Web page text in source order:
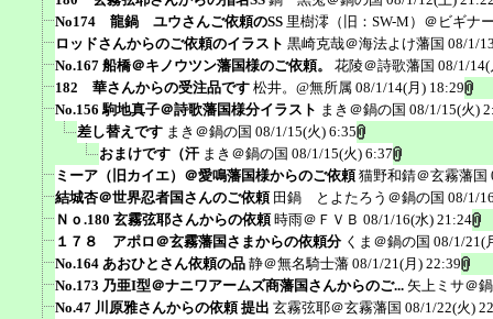
No174 龍鍋 ユウさんご依頼のSS 里樹澪（旧：SW-M）＠ビギナ
ロッドさんからのご依頼のイラスト 黒崎克哉＠海法よけ藩国 08/1/
No.167 船橋＠キノウツン藩国様のご依頼。
花陵＠詩歌藩国 08/1/14(
182 華さんからの受注品です 松井。@無所属 08/1/14(月) 18:29
No.156 駒地真子＠詩歌藩国様分イラスト まき＠鍋の国 08/1/15(火)
差し替えです まき＠鍋の国 08/1/15(火) 6:35
おまけです（汗 まき＠鍋の国 08/1/15(火) 6:37
ミーア（旧カイエ）＠愛鳴藩国様からのご依頼 猫野和錆＠玄霧藩国
結城杏＠世界忍者国さんのご依頼 田鍋 とよたろう＠鍋の国 08/1/
Ｎｏ.180 玄霧弦耶さんからの依頼 時雨＠ＦＶＢ 08/1/16(水) 21:24
１７８ アポロ＠玄霧藩国さまからの依頼分 くま＠鍋の国 08/1/21(
No.164 あおひとさん依頼の品 静＠無名騎士藩 08/1/21(月) 22:39
No.173 乃亜I型＠ナニワアームズ商藩国さんからのご... 矢上ミサ＠
No.47 川原雅さんからの依頼 提出 玄霧弦耶＠玄霧藩国 08/1/22(火)